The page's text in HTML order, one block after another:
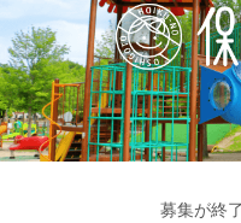
募集が終